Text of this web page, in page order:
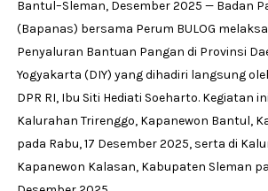
Bantul–Sleman, Desember 2025 — Badan
(Bapanas) bersama Perum BULOG
Penyaluran Bantuan Pangan di Provinsi
Yogyakarta (DIY) yang dihadiri langsung
DPR RI, Ibu Siti Hediati Soeharto. Kegiatan
Kalurahan Trirenggo, Kapanewon Bantul,
pada Rabu, 17 Desember 2025, serta di
Kapanewon Kalasan, Kabupaten Sleman